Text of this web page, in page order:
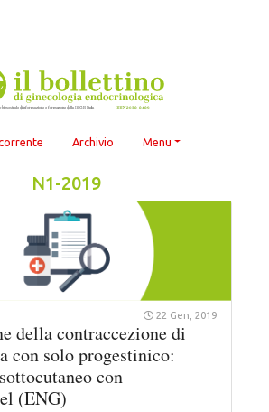
Archivio Menu
N1-2019
22 Gen, 2019
della contraccezione di
con solo progestinico:
con
(ENG)